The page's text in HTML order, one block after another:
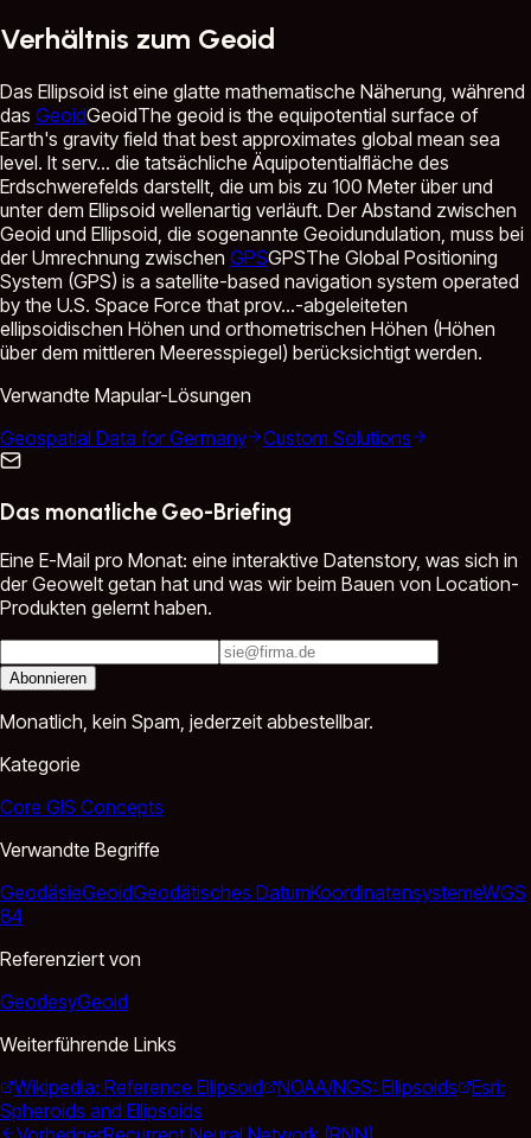
Verhältnis zum Geoid
Das Ellipsoid ist eine glatte mathematische Näherung, während
das GeoidGeoidThe geoid is the equipotential surface of
Earth's gravity field that best approximates global mean sea
level. It serv... die tatsächliche Äquipotentialfläche des
Erdschwerefelds darstellt, die um bis zu 100 Meter über und
unter dem Ellipsoid wellenartig verläuft. Der Abstand zwischen
Geoid und Ellipsoid, die sogenannte Geoidundulation, muss bei
der Umrechnung zwischen GPSGPSThe Global Positioning
System (GPS) is a satellite-based navigation system operated
by the U.S. Space Force that prov...-abgeleiteten
ellipsoidischen Höhen und orthometrischen Höhen (Höhen
über dem mittleren Meeresspiegel) berücksichtigt werden.
Verwandte Mapular-Lösungen
Geospatial Data for Germany
Custom Solutions
Das monatliche Geo-Briefing
Eine E-Mail pro Monat: eine interaktive Datenstory, was sich in
der Geowelt getan hat und was wir beim Bauen von Location-
Produkten gelernt haben.
Abonnieren
Monatlich, kein Spam, jederzeit abbestellbar.
Kategorie
Core GIS Concepts
Verwandte Begriffe
GeodäsieGeoidGeodätisches DatumKoordinatensystemeWGS
84
Referenziert von
GeodesyGeoid
Weiterführende Links
Wikipedia: Reference Ellipsoid
NOAA/NGS: Ellipsoids
Esri:
Spheroids and Ellipsoids